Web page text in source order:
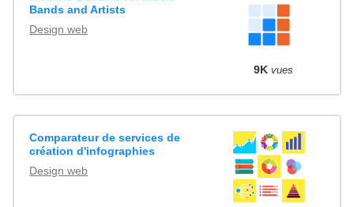
Bands and Artists
Design web
9K vues
Comparateur de services de
création d'infographies
Design web